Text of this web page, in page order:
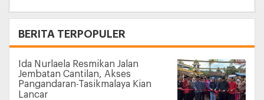
BERITA TERPOPULER
Ida Nurlaela Resmikan Jalan
Jembatan Cantilan, Akses
Pangandaran-Tasikmalaya Kian
Lancar